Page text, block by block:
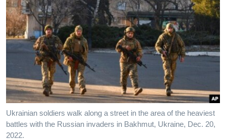
Ukrainian soldiers walk along a street in the area of the heaviest
battles with the Russian invaders in Bakhmut, Ukraine, Dec. 20,
2022.